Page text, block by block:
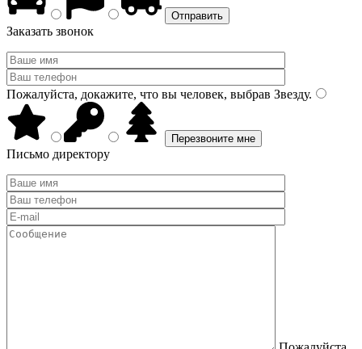
Заказать звонок
Пожалуйста, докажите, что вы человек, выбрав Звезду.
Письмо директору